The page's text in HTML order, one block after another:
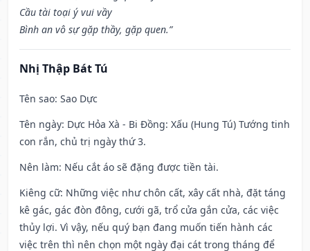
Cầu tài toại ý vui vầy
Bình an vô sự gặp thầy, gặp quen.”
Nhị Thập Bát Tú
Tên sao: Sao Dực
Tên ngày: Dực Hỏa Xà - Bi Đồng: Xấu (Hung Tú) Tướng tinh
con rắn, chủ trị ngày thứ 3.
Nên làm: Nếu cắt áo sẽ đặng được tiền tài.
Kiêng cữ: Những việc như chôn cất, xây cất nhà, đặt táng
kê gác, gác đòn đông, cưới gã, trổ cửa gắn cửa, các việc
thủy lợi. Vì vậy, nếu quý bạn đang muốn tiến hành các
việc trên thì nên chọn một ngày đại cát trong tháng để